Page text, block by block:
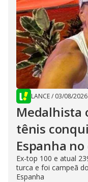
LANCE/ 03/08/2026
Medalhista
tênis
Espanha
Ex-top 100 e atual
turca e foi campeã
Espanha